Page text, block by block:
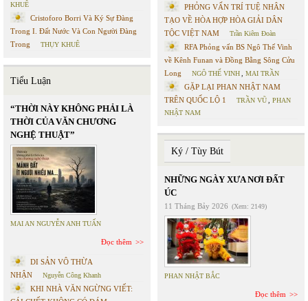
KHUÊ
Cristoforo Borri Và Ký Sự Đàng
Trong I. Đất Nước Và Con Người Đàng
Trong
THỤY KHUÊ
Tiểu Luận
“THỜI NÀY KHÔNG PHẢI LÀ
THỜI CỦA VĂN CHƯƠNG
NGHỆ THUẬT”
MAI AN NGUYỄN ANH TUẤN
Đọc thêm
DI SẢN VÔ THỪA
NHẬN
Nguyễn Công Khanh
KHI NHÀ VĂN NGỪNG VIẾT:
PHỎNG VẤN TRÍ TUỆ NHÂN
TẠO VỀ HÒA HỢP HÒA GIẢI DÂN
TỘC VIỆT NAM
Trần Kiêm Đoàn
RFA Phỏng vấn BS Ngô Thế Vinh
về Kênh Funan và Đồng Bằng Sông Cửu
Long
NGÔ THẾ VINH MAI TRẦN
GẶP LẠI PHAN NHẬT NAM
TRÊN QUỐC LỘ 1
TRẦN VŨ
PHAN
NHẬT NAM
Ký / Tùy Bút
NHỮNG NGÀY XƯA NƠI ĐẤT
ÚC
11 Tháng Bảy 2026 (Xem: 2149)
PHAN NHẬT BẮC
Đọc thêm